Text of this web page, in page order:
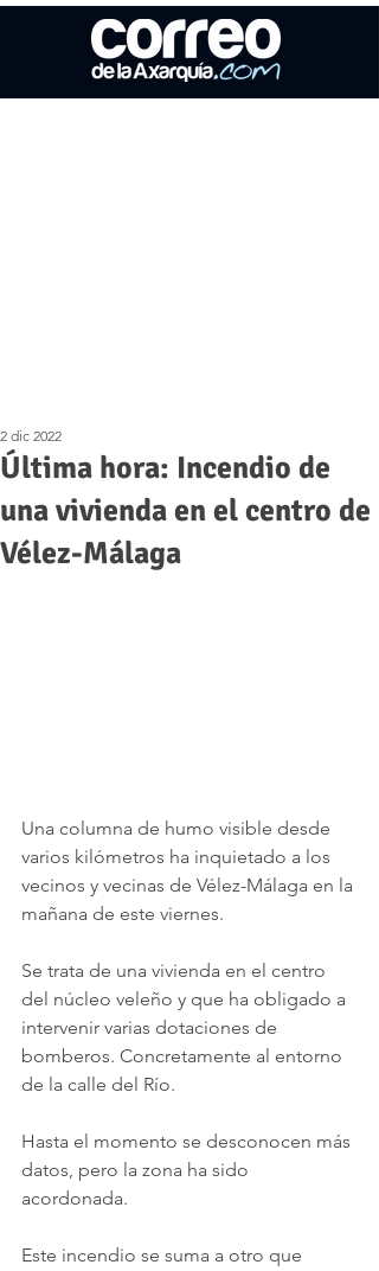
Última hora: Incendio de
una vivienda en el centro de
Vélez-Málaga
2 dic 2022
Una columna de humo visible desde
varios kilómetros ha inquietado a los
vecinos y vecinas de Vélez-Málaga en la
mañana de este viernes.
Se trata de una vivienda en el centro
del núcleo veleño y que ha obligado a
intervenir varias dotaciones de
bomberos. Concretamente al entorno
de la calle del Río.
Hasta el momento se desconocen más
datos, pero la zona ha sido
acordonada.
Este incendio se suma a otro que